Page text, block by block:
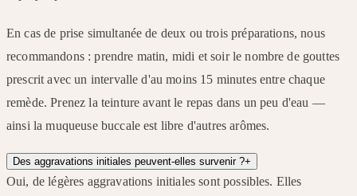
En cas de prise simultanée de deux ou trois préparations, nous
recommandons : prendre matin, midi et soir le nombre de gouttes
prescrit avec un intervalle d'au moins 15 minutes entre chaque
remède. Prenez la teinture avant le repas dans un peu d'eau —
ainsi la muqueuse buccale est libre d'autres arômes.
Des aggravations initiales peuvent-elles survenir ?+
Oui, de légères aggravations initiales sont possibles. Elles